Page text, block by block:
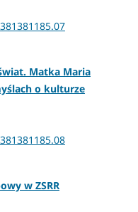
Matka Maria
o kulturze
w ZSRR